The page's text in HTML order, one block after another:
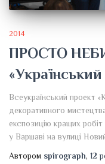
2014
ПРОСТО
«Український
Всеукраїнський проект
декоративного
експозицію кращих робіт
у Варшаві на вулиці
Автором spirograph, 12